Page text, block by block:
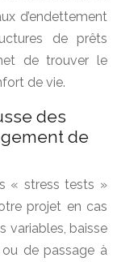
d’endettement
de prêts
de trouver le
de vie.
des
de
« stress tests »
projet en cas
variables, baisse
de passage à